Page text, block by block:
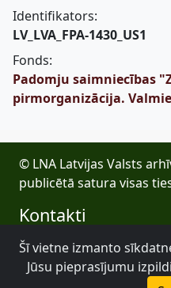
Identifikators:
LV_LVA_FPA-1430_US1
Fonds:
Padomju saimniecības
pirmorganizācija.
© LNA Latvijas Valsts
publicētā satura visas
Kontakti
E-pasts: lva@arhivi.gov.lv
Tālrunis: +371 20027447
Bezdelīgu 1A, Rīga
Šī vietne izmanto
Jūsu pieprasījumu